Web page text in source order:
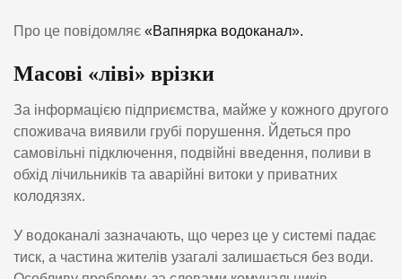
Про це повідомляє «Вапнярка водоканал».
Масові «ліві» врізки
За інформацією підприємства, майже у кожного другого
споживача виявили грубі порушення. Йдеться про
самовільні підключення, подвійні введення, поливи в
обхід лічильників та аварійні витоки у приватних
колодязях.
У водоканалі зазначають, що через це у системі падає
тиск, а частина жителів узагалі залишається без води.